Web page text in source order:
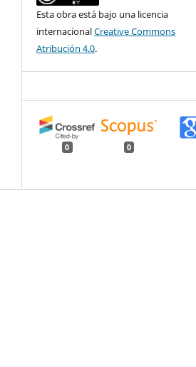
Esta obra está bajo una licencia
internacionalCreative Commons
Atribución 4.0.
0 0